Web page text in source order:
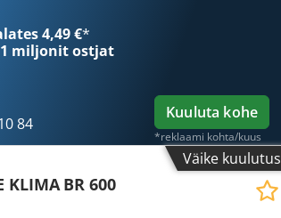
4,49 €*
miljonit ostjat
84
Kuuluta kohe
*reklaami kohta/kuus
Väike kuulutus
KLIMA BR 600